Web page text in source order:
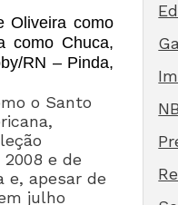
Oliveira como
como Chuca,
RN – Pinda,
o Santo
e de
e, apesar de
julho